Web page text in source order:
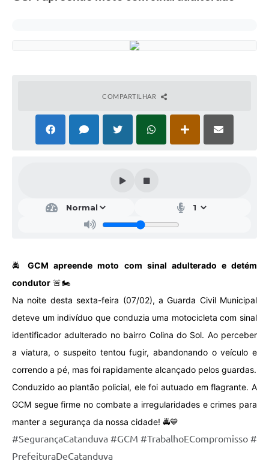
A Prefeitura
Jornal
Agenda
Diário Oficial
Contato
COMPARTILHAR
🚔GCM apreende moto com sinal adulterado e detém
condutor 🚨🏍️
Na noite desta sexta-feira (07/02), a Guarda Civil Municipal
deteve um indivíduo que conduzia uma motocicleta com sinal
identificador adulterado no bairro Colina do Sol. Ao perceber
a viatura, o suspeito tentou fugir, abandonando o veículo e
correndo a pé, mas foi rapidamente alcançado pelos guardas.
Conduzido ao plantão policial, ele foi autuado em flagrante. A
GCM segue firme no combate a irregularidades e crimes para
manter a segurança da nossa cidade! 🚔💙
#SegurançaCatanduva #GCM #TrabalhoECompromisso #
PrefeituraDeCatanduva